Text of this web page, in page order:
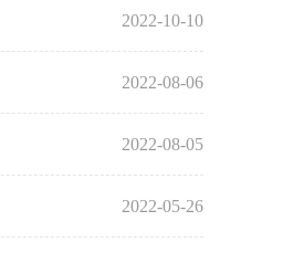
2022-10-10
2022-08-06
2022-08-05
2022-05-26